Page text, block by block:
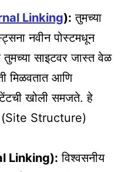
Linking): तुमच्या
नवीन पोस्टमधून
साइटवर जास्त वेळ
मिळवतात आणि
खोली समजते. हे
(Site Structure)
Linking): विश्वसनीय